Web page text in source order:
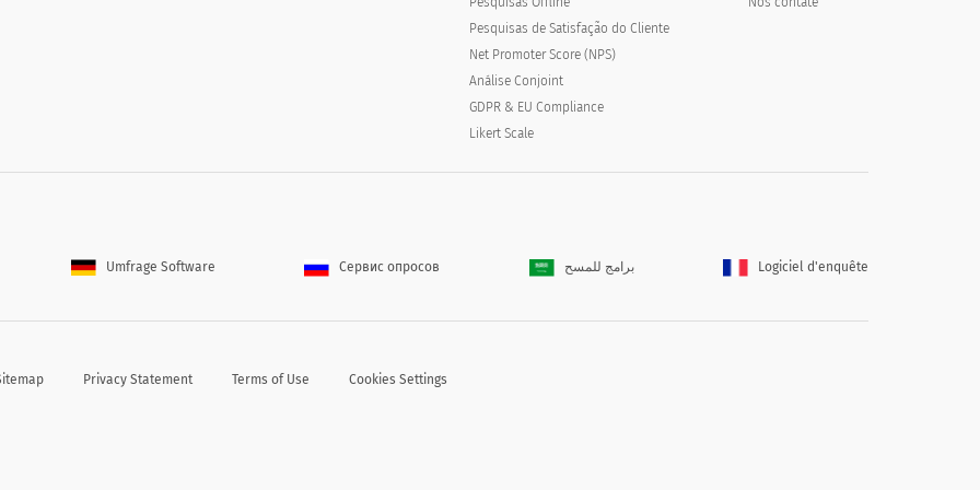
sobre programas, informações ou serviços que você consideraria
Pesquisas de Satisfação do Cliente
Net Promoter Score (NPS)
Análise Conjoint
GDPR & EU Compliance
Likert Scale
Umfrage Software Сервис опросов برامج للمسح Logiciel d'enquête
Privacy Statement Terms of Use Cookies Settings